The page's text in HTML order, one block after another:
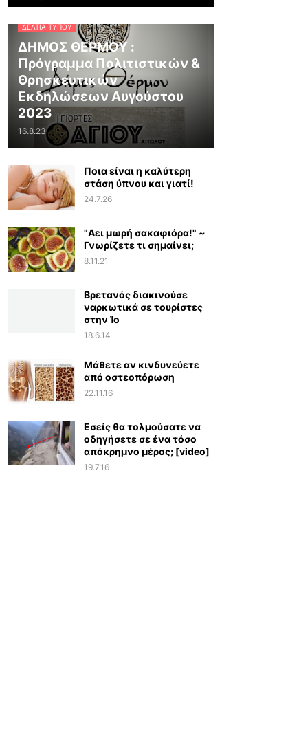
ΔΕΛΤΊΑ ΤΎΠΟΥ
ΔΗΜΟΣ ΘΕΡΜΟΥ :
Πρόγραμμα Πολιτιστικών &
Θρησκευτικών
Εκδηλώσεων Αυγούστου
2023
16.8.23
Ποια είναι η καλύτερη
στάση ύπνου και γιατί!
24.7.26
"Αει μωρή σακαφιόρα!" ~
Γνωρίζετε τι σημαίνει;
8.11.21
Βρετανός διακινούσε
ναρκωτικά σε τουρίστες
στην Ίο
18.6.14
Μάθετε αν κινδυνεύετε
από οστεοπόρωση
22.11.16
Εσείς θα τολμούσατε να
οδηγήσετε σε ένα τόσο
απόκρημνο μέρος; [video]
19.7.16